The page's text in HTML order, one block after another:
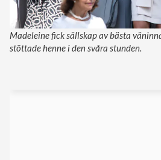
Madeleine fick sällskap av bästa
stöttade henne i den svåra stunden.